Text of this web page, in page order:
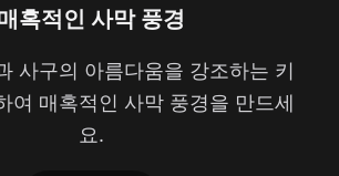
혹적인 사막 풍경
사구의 아름다움을 강조하는 키
여 매혹적인 사막 풍경을 만드세
요.